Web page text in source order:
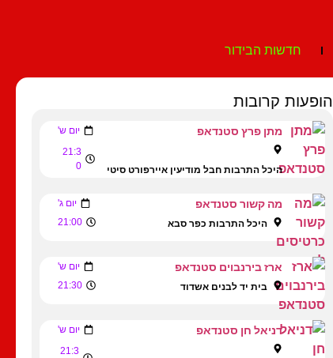
חדשות הבידור
הופעות קרובות
מתן פרץ סטנדאפ יום ש'
היכל התרבות חבל מודיעין איירפורט סיטי
21:3
0
מה קשור סטנדאפ יום ג'
היכל התרבות כפר סבא 21:00
ארז בירנבוים סטנדאפ יום ש'
בית יד לבנים אשדוד 21:30
דניאל חן סטנדאפ יום ש'
21:3